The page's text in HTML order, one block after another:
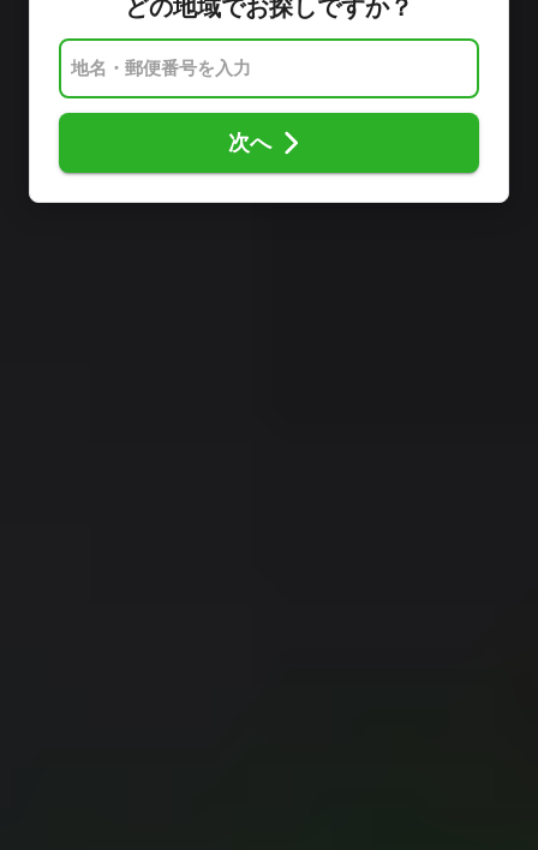
どの地域でお探しですか？
次へ